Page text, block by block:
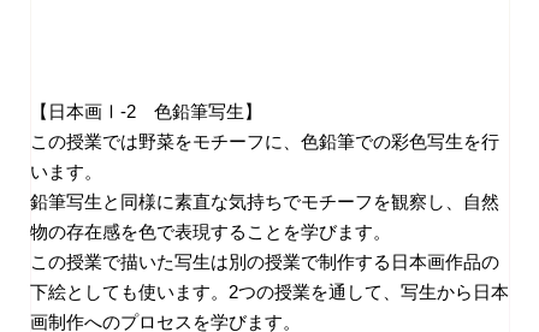
【日本画Ⅰ-2 色鉛筆写生】
この授業では野菜をモチーフに、色鉛筆での彩色写生を行
います。
鉛筆写生と同様に素直な気持ちでモチーフを観察し、自然
物の存在感を色で表現することを学びます。
この授業で描いた写生は別の授業で制作する日本画作品の
下絵としても使います。2つの授業を通して、写生から日本
画制作へのプロセスを学びます。